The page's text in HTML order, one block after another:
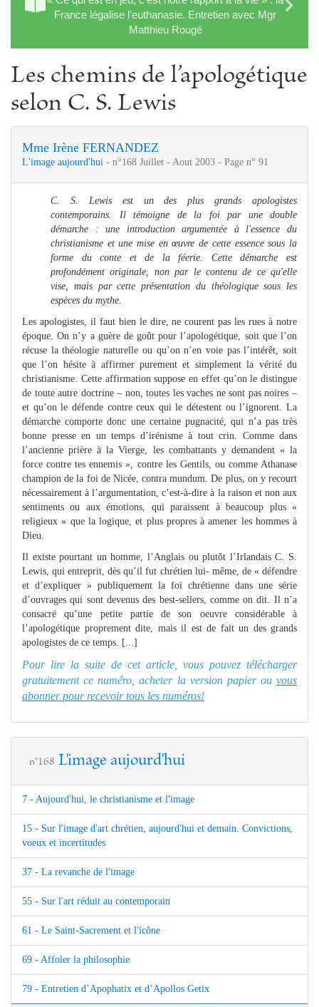
France légalise l'euthanasie. Entretien avec Mgr
Matthieu Rougé
Les chemins de l’apologétique
selon C. S. Lewis
Mme Irène FERNANDEZ
L'image aujourd'hui - n°168 Juillet - Aout 2003 - Page n° 91
C. S. Lewis est un des plus grands apologistes
contemporains. Il témoigne de la foi par une double
démarche : une introduction argumentée à l'essence du
christianisme et une mise en œuvre de cette essence sous la
forme du conte et de la féerie. Cette démarche est
profondément originale, non par le contenu de ce qu'elle
vise, mais par cette présentation du théologique sous les
espèces du mythe.
Les apologistes, il faut bien le dire, ne courent pas les rues à notre
époque. On n’y a guère de goût pour l’apologétique, soit que l’on
récuse la théologie naturelle ou qu’on n’en voie pas l’intérêt, soit
que l’on hésite à affirmer purement et simplement la vérité du
christianisme. Cette affirmation suppose en effet qu’on le distingue
de toute autre doctrine – non, toutes les vaches ne sont pas noires –
et qu’on le défende contre ceux qui le détestent ou l’ignorent. La
démarche comporte donc une certaine pugnacité, qui n’a pas très
bonne presse en un temps d’irénisme à tout crin. Comme dans
l’ancienne prière à la Vierge, les combattants y demandent « la
force contre tes ennemis », contre les Gentils, ou comme Athanase
champion de la foi de Nicée, contra mundum. De plus, on y recourt
nécessairement à l’argumentation, c’est-à-dire à la raison et non aux
sentiments ou aux émotions, qui paraissent à beaucoup plus «
religieux » que la logique, et plus propres à amener les hommes à
Dieu.
Il existe pourtant un homme, l’Anglais ou plutôt l’Irlandais C. S.
Lewis, qui entreprit, dès qu’il fut chrétien lui- même, de « défendre
et d’expliquer » publiquement la foi chrétienne dans une série
d’ouvrages qui sont devenus des best-sellers, comme on dit. Il n’a
consacré qu’une petite partie de son oeuvre considérable à
l’apologétique proprement dite, mais il est de fait un des grands
apologistes de ce temps. [...]
Pour lire la suite de cet article, vous pouvez télécharger
gratuitement ce numéro, acheter la version papier ou vous
abonner pour recevoir tous les numéros!
n°168 L'image aujourd'hui
7 - Aujourd'hui, le christianisme et l'image
15 - Sur l'image d'art chrétien, aujourd'hui et demain. Convictions,
voeux et incertitudes
37 - La revanche de l'image
55 - Sur l'art réduit au contemporain
61 - Le Saint-Sacrement et l'icône
69 - Affoler la philosophie
79 - Entretien d’Apophatix et d’Apollos Getix